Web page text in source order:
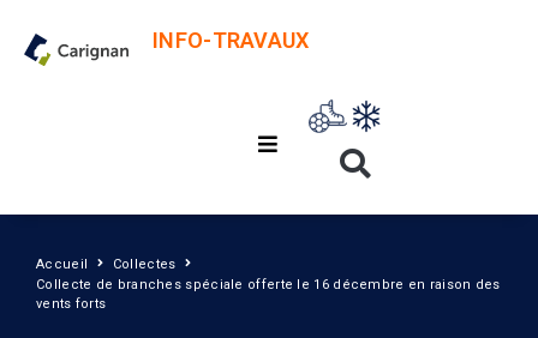
INFO-TRAVAUX
Accueil
Collectes
Collecte de branches spéciale offerte le 16 décembre en raison des
vents forts